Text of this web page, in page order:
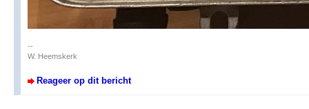
--
W. Heemskerk
Reageer op dit bericht